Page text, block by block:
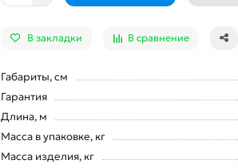
В закладки В сравнение
Габариты, см
Гарантия
Длина, м
Масса в упаковке, кг
Масса изделия, кг